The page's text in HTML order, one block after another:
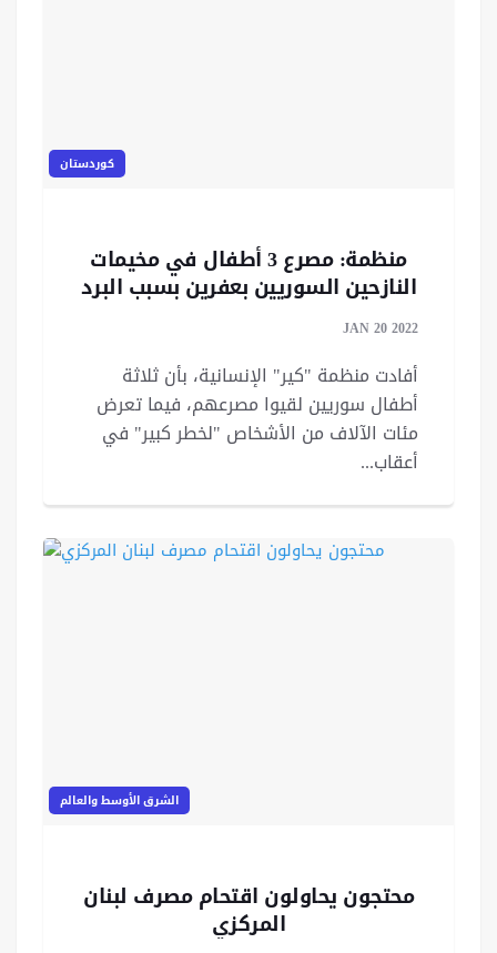
كوردستان
منظمة: مصرع 3 أطفال في مخيمات
النازحين السوريين بعفرين بسبب البرد
JAN 20 2022
أفادت منظمة "كير" الإنسانية، بأن ثلاثة
أطفال سوريين لقيوا مصرعهم، فيما تعرض
مئات الآلاف من الأشخاص "لخطر كبير" في
أعقاب...
الشرق الأوسط والعالم
محتجون يحاولون اقتحام مصرف لبنان
المركزي